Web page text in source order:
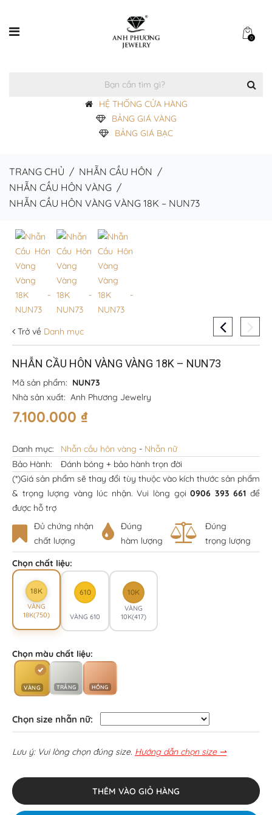
0
HỆ THỐNG CỬA HÀNG
BẢNG GIÁ VÀNG
BẢNG GIÁ BẠC
TRANG CHỦ / NHẪN CẦU HÔN /
NHẪN CẦU HÔN VÀNG /
NHẪN CẦU HÔN VÀNG VÀNG 18K – NUN73
Trở về Danh mục
NHẪN CẦU HÔN VÀNG VÀNG 18K – NUN73
Mã sản phẩm: NUN73
Nhà sản xuất: Anh Phương Jewelry
7.100.000 ₫
Danh mục: Nhẫn cầu hôn vàng - Nhẫn nữ
Bảo Hành:
Đánh bóng + bảo hành trọn đời
(*)Giá sản phẩm sẽ thay đổi tùy thuộc vào kích thước sản phẩm
& trọng lượng vàng lúc nhận. Vui lòng gọi0906 393 661 để
được hỗ trợ
Đủ chứng nhận
chất lượng
Đúng
hàm lượng
Đúng
trọng lượng
Chọn chất liệu:
18K
VÀNG
18K(750)
610
VÀNG 610
10K
VÀNG
10K(417)
Chọn màu chất liệu:
VÀNG TRẮNG HỒNG
Chọn size nhẫn nữ:
Lưu ý: Vui lòng chọn đúng size. Hướng dẫn chọn size ⇀
THÊM VÀO GIỎ HÀNG